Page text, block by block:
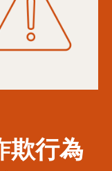
欺行為